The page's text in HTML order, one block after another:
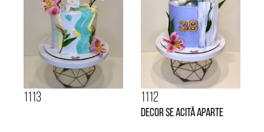
1113 1112
decor se acită aparte